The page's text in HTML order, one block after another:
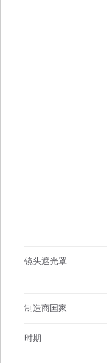
镜头遮光罩
制造商国家
时期